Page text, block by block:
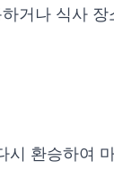
거나 식사
시 환승하여